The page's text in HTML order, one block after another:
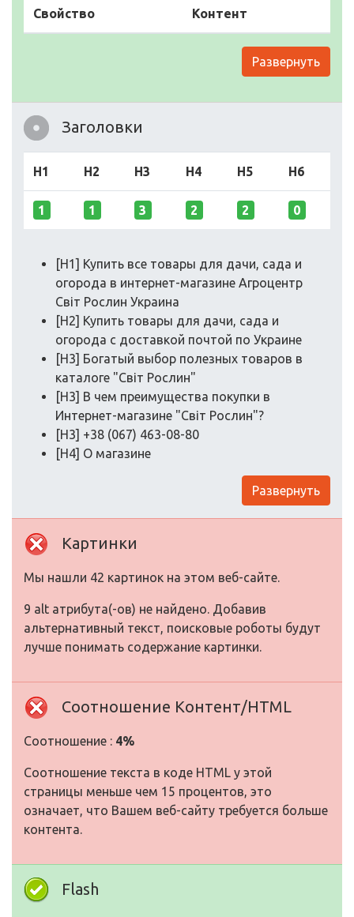
Свойство Контент
Развернуть
Заголовки
H1 H2 H3 H4 H5 H6
1 1 3 2 2 0
[H1] Купить все товары для дачи, сада и
огорода в интернет-магазине Агроцентр
Світ Рослин Украина
[H2] Купить товары для дачи, сада и
огорода с доставкой почтой по Украине
[H3] Богатый выбор полезных товаров в
каталоге "Світ Рослин"
[H3] В чем преимущества покупки в
Интернет-магазине "Світ Рослин"?
[H3] +38 (067) 463-08-80
[H4] О магазине
Развернуть
Картинки
Мы нашли 42 картинок на этом веб-сайте.
9 alt атрибута(-ов) не найдено. Добавив
альтернативный текст, поисковые роботы будут
лучше понимать содержание картинки.
Соотношение Контент/HTML
Соотношение : 4%
Соотношение текста в коде HTML у этой
страницы меньше чем 15 процентов, это
означает, что Вашем веб-сайту требуется больше
контента.
Flash